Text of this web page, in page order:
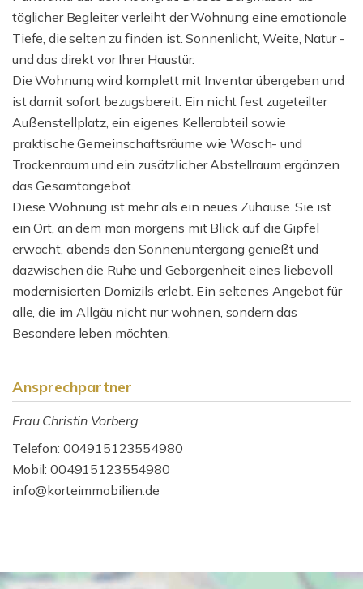
täglicher Begleiter verleiht der Wohnung eine emotionale
Tiefe, die selten zu finden ist. Sonnenlicht, Weite, Natur -
und das direkt vor Ihrer Haustür.
Die Wohnung wird komplett mit Inventar übergeben und
ist damit sofort bezugsbereit. Ein nicht fest zugeteilter
Außenstellplatz, ein eigenes Kellerabteil sowie
praktische Gemeinschaftsräume wie Wasch- und
Trockenraum und ein zusätzlicher Abstellraum ergänzen
das Gesamtangebot.
Diese Wohnung ist mehr als ein neues Zuhause. Sie ist
ein Ort, an dem man morgens mit Blick auf die Gipfel
erwacht, abends den Sonnenuntergang genießt und
dazwischen die Ruhe und Geborgenheit eines liebevoll
modernisierten Domizils erlebt. Ein seltenes Angebot für
alle, die im Allgäu nicht nur wohnen, sondern das
Besondere leben möchten.
Ansprechpartner
Frau Christin Vorberg
Telefon: 004915123554980
Mobil: 004915123554980
info@korteimmobilien.de